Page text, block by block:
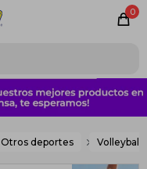
0
Otros deportes Volleyball